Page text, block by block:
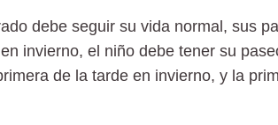
debe seguir su vida normal, sus
invierno, el niño debe tener su
de la tarde en invierno, y la